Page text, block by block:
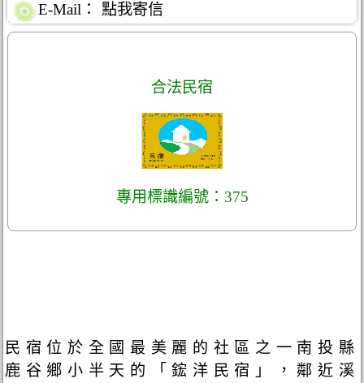
E-Mail： 點我寄信
合法民宿
專用標識編號：375
民宿位於全國最美麗的社區之一南投縣
鹿谷鄉小半天的「鋐洋民宿」，鄰近溪